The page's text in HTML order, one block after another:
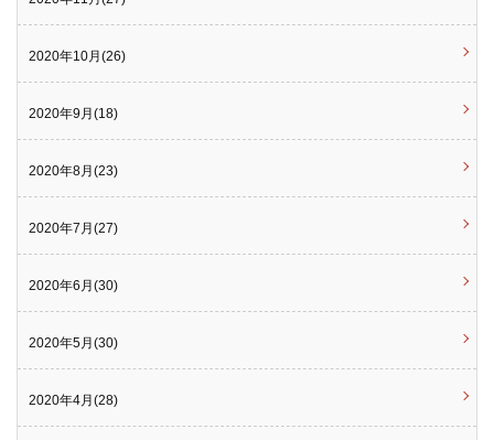
2020年10月(26)
2020年9月(18)
2020年8月(23)
2020年7月(27)
2020年6月(30)
2020年5月(30)
2020年4月(28)